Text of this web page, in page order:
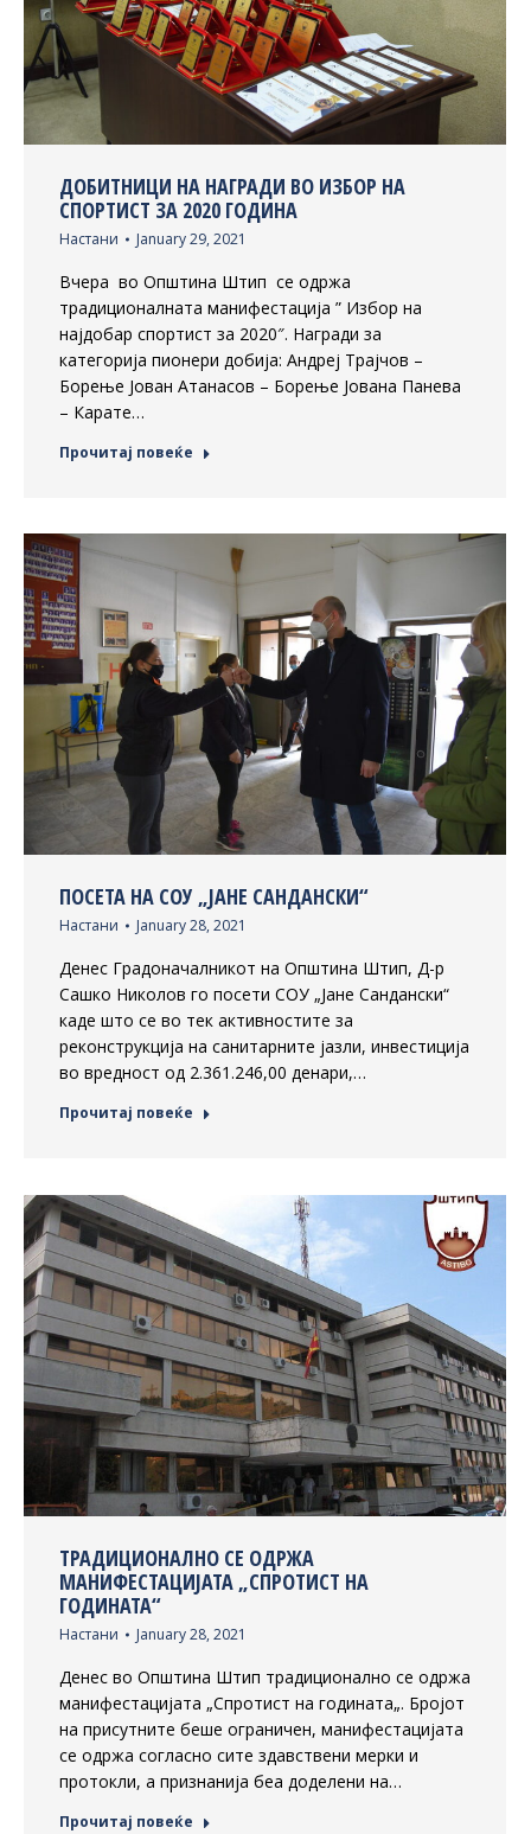
ДОБИТНИЦИ НА НАГРАДИ ВО ИЗБОР НА
СПОРТИСТ ЗА 2020 ГОДИНА
Настани January 29, 2021
Вчера во Општина Штип се одржа
традиционалната манифестација ” Избор на
најдобар спортист за 2020″. Награди за
категорија пионери добија: Андреј Трајчов –
Борење Јован Атанасов – Борење Јована Панева
– Карате…
Прочитај повеќе
ПОСЕТА НА СОУ „ЈАНЕ САНДАНСКИ“
Настани January 28, 2021
Денес Градоначалникот на Општина Штип, Д-р
Сашко Николов го посети СОУ „Јане Сандански“
каде што се во тек активностите за
реконструкција на санитарните јазли, инвестиција
во вредност од 2.361.246,00 денари,…
Прочитај повеќе
ТРАДИЦИОНАЛНО СЕ ОДРЖА
МАНИФЕСТАЦИЈАТА „СПРОТИСТ НА
ГОДИНАТА“
Настани January 28, 2021
Денес во Општина Штип традиционално се одржа
манифестацијата „Спротист на годината„. Бројот
на присутните беше ограничен, манифестацијата
се одржа согласно сите здавствени мерки и
протокли, а признанија беа доделени на…
Прочитај повеќе